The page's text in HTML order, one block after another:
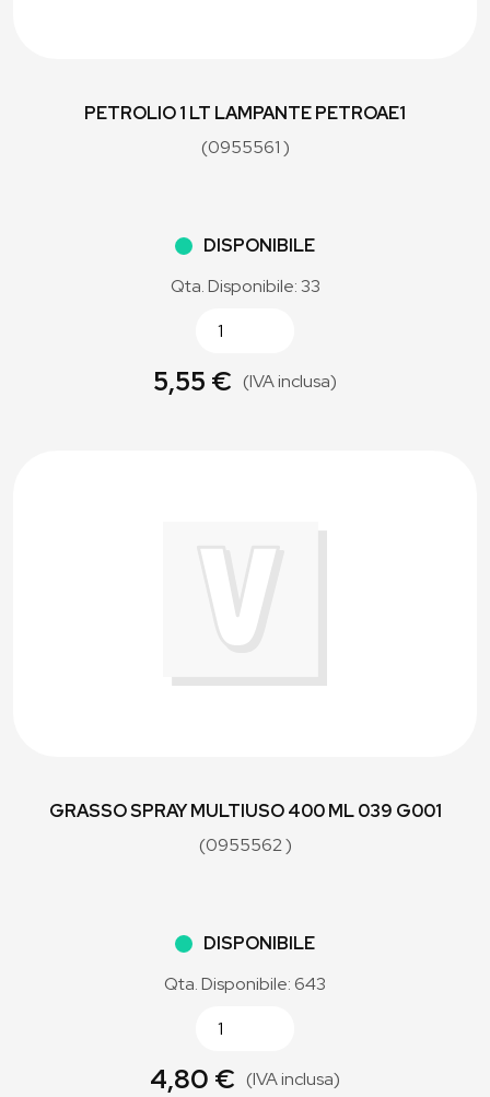
PETROLIO 1 LT LAMPANTE PETROAE1
(0955561 )
DISPONIBILE
Qta. Disponibile: 33
5,55 € (IVA inclusa)
GRASSO SPRAY MULTIUSO 400 ML 039 G001
(0955562 )
DISPONIBILE
Qta. Disponibile: 643
4,80 € (IVA inclusa)